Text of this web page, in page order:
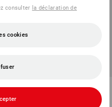
T-Shirt e.s.e:pic
consulter la déclaration de
cookies